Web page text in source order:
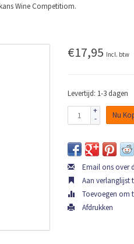
Wine Competitiom.
€17,95 Incl. btw
Levertijd: 1-3 dagen
+
-
Nu
Email ons over
Aan verlanglijst
Toevoegen om
Afdrukken